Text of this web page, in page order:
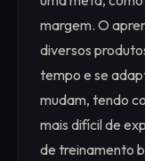
margem. O
diversos
tempo e se
mudam, tendo
mais difícil de
de treinamento